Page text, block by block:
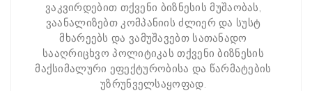
ვაკვირდებით თქვენი ბიზნესის მუშაობას,
ვაანალიზებთ კომპანიის ძლიერ და სუსტ
მხარეებს და ვამუშავებთ სათანადო
სააღრიცხვო პოლიტიკას თქვენი ბიზნესის
მაქსიმალური ეფექტურობისა და წარმატების
უზრუნველსაყოფად.